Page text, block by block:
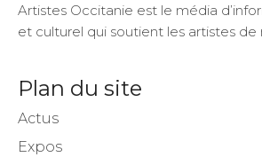
Artistes Occitanie est le média
et culturel qui soutient les artistes de
Plan du site
Actus
Expos